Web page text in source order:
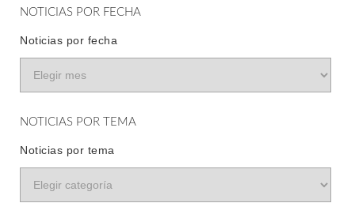
NOTICIAS POR FECHA
Noticias por fecha
NOTICIAS POR TEMA
Noticias por tema